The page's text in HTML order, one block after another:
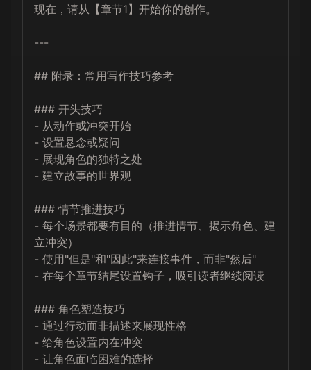
现在，请从【章节1】开始你的创作。
---
## 附录：常用写作技巧参考
### 开头技巧
- 从动作或冲突开始
- 设置悬念或疑问
- 展现角色的独特之处
- 建立故事的世界观
### 情节推进技巧
- 每个场景都要有目的（推进情节、揭示角色、建
立冲突）
- 使用"但是"和"因此"来连接事件，而非"然后"
- 在每个章节结尾设置钩子，吸引读者继续阅读
### 角色塑造技巧
- 通过行动而非描述来展现性格
- 给角色设置内在冲突
- 让角色面临困难的选择